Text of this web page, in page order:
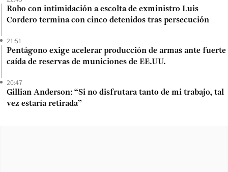
Robo con intimidación a escolta de exministro Luis
Cordero termina con cinco detenidos tras persecución
21:51
Pentágono exige acelerar producción de armas ante fuerte
caída de reservas de municiones de EE.UU.
20:47
Gillian Anderson: “Si no disfrutara tanto de mi trabajo, tal
vez estaría retirada”